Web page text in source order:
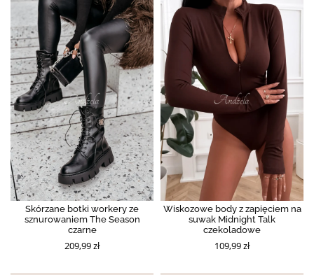
Skórzane botki workery ze
sznurowaniem The Season
czarne
209,99 zł
Wiskozowe body z zapięciem na
suwak Midnight Talk
czekoladowe
109,99 zł